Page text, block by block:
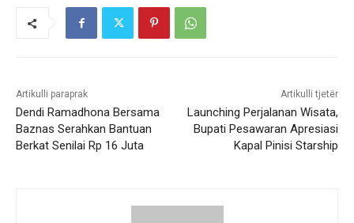
Artikulli paraprak
Dendi Ramadhona Bersama
Baznas Serahkan Bantuan
Berkat Senilai Rp 16 Juta
Artikulli tjetër
Launching Perjalanan Wisata,
Bupati Pesawaran Apresiasi
Kapal Pinisi Starship